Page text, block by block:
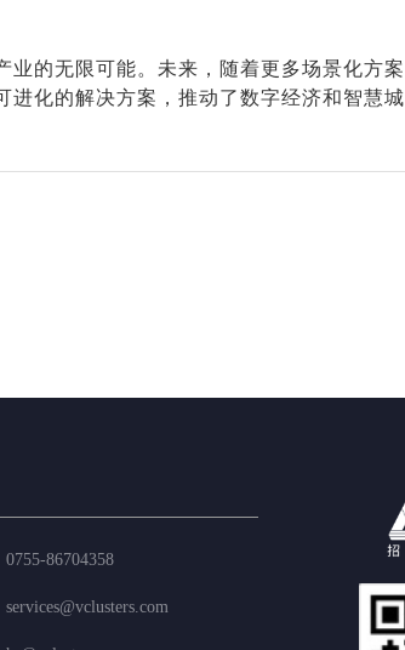
的无限可能。未来，随着更多场景化方案
进化的解决方案，推动了数字经济和智慧城
0755-86704358
services@vclusters.com